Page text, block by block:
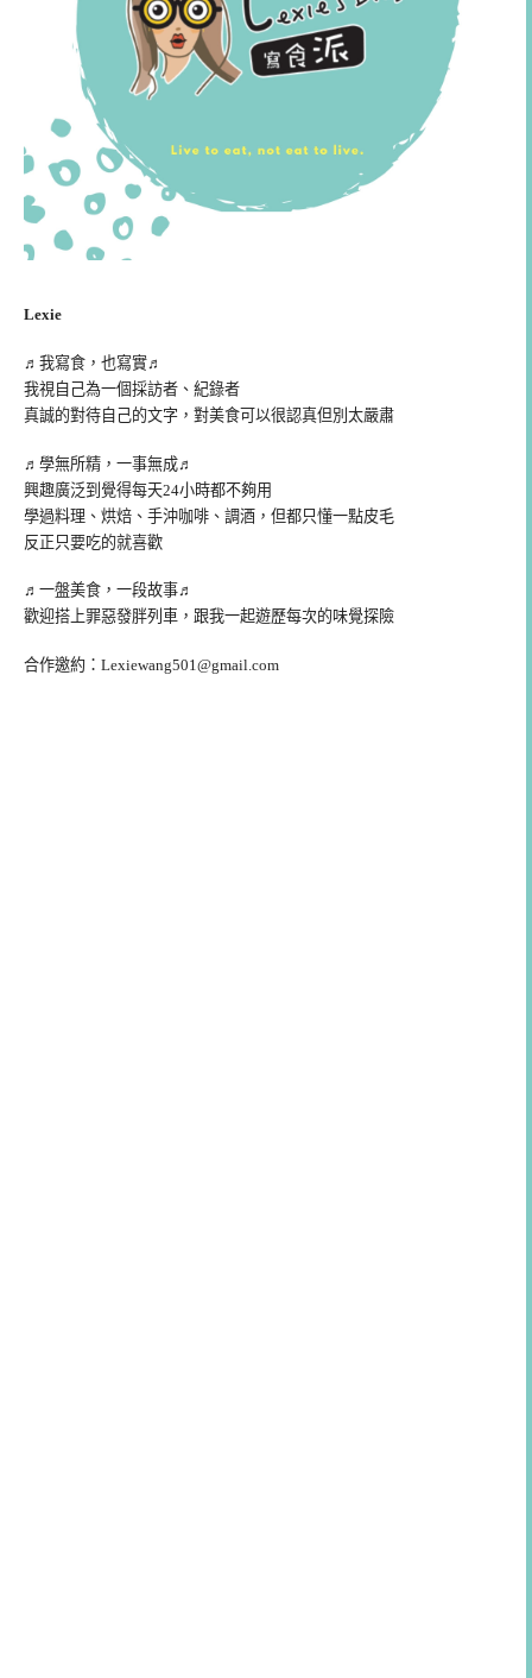
Lexie
♬我寫食，也寫實♬
我視自己為一個採訪者、紀錄者
真誠的對待自己的文字，對美食可以很認真但別太嚴肅
♬學無所精，一事無成♬
興趣廣泛到覺得每天24小時都不夠用
學過料理、烘焙、手沖咖啡、調酒，但都只懂一點皮毛
反正只要吃的就喜歡
♬一盤美食，一段故事♬
歡迎搭上罪惡發胖列車，跟我一起遊歷每次的味覺探險
合作邀約： Lexiewang501@gmail.com